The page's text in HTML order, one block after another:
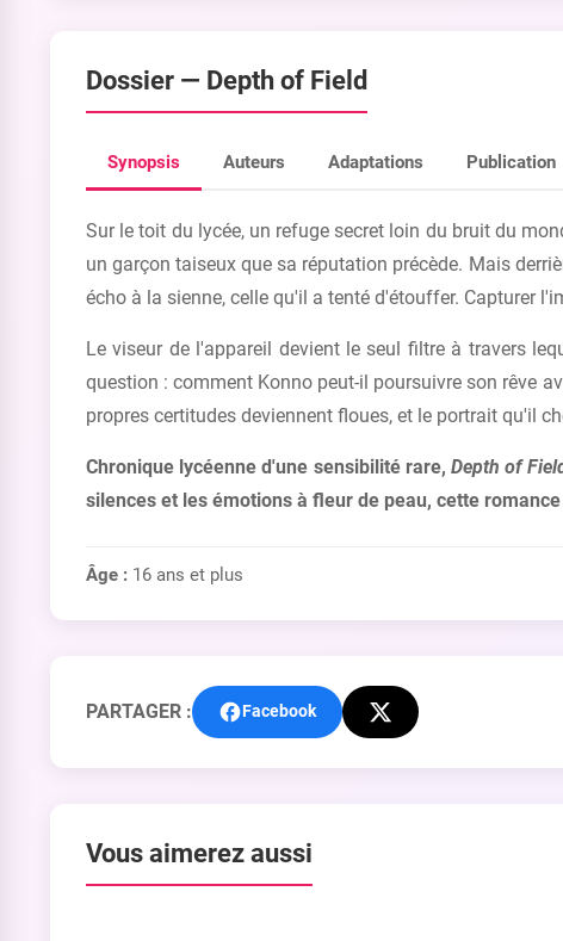
Dossier — Depth of Field
Synopsis Auteurs Adaptations Publication
Sur le toit du lycée, un refuge secret loin du bruit du
un garçon taiseux que sa réputation précède. Mais
écho à la sienne, celle qu'il a tenté d'étouffer. Capturer
Le viseur de l'appareil devient le seul filtre à travers
question : comment Konno peut-il poursuivre son rêve
propres certitudes deviennent floues, et le portrait qu'il
Chronique lycéenne d'une sensibilité rare, Depth of
silences et les émotions à fleur de peau, cette
Âge : 16 ans et plus
PARTAGER : Facebook
Vous aimerez aussi